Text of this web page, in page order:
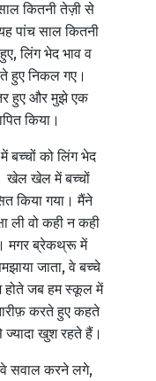
कितनी तेज़ी से
पांच साल कितनी
लिंग भेद भाव व
हुए निकल गए।
हुए और मुझे एक
किया।
को लिंग भेद
खेल खेल में बच्चों
किया गया। मैंने
ली वो कही न कही
मगर ब्रेकथ्रू में
जाता, वे बच्चे
होते जब हम स्कूल में
करते हुए कहते
खुश रहते हैं।
सवाल करने लगे,